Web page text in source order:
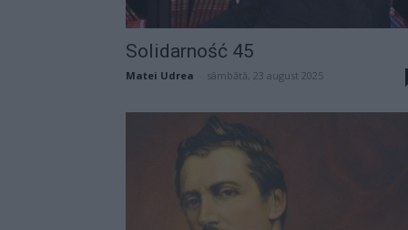
Solidarność 45
Matei Udrea sâmbătă, 23 august 2025